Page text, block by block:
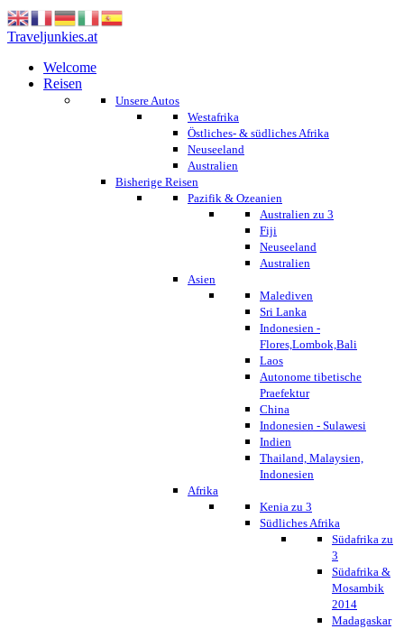
Traveljunkies.at
Welcome
Reisen
Unsere Autos
Westafrika
Östliches- & südliches Afrika
Neuseeland
Australien
Bisherige Reisen
Pazifik & Ozeanien
Australien zu 3
Fiji
Neuseeland
Australien
Asien
Malediven
Sri Lanka
Indonesien -
Flores,Lombok,Bali
Laos
Autonome tibetische
Praefektur
China
Indonesien - Sulawesi
Indien
Thailand, Malaysien,
Indonesien
Afrika
Kenia zu 3
Südliches Afrika
Südafrika zu
3
Südafrika &
Mosambik
2014
Madagaskar